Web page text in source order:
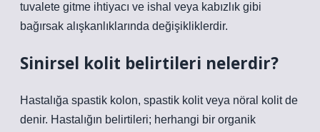
tuvalete gitme ihtiyacı ve ishal veya kabızlık gibi
bağırsak alışkanlıklarında değişikliklerdir.
Sinirsel kolit belirtileri nelerdir?
Hastalığa spastik kolon, spastik kolit veya nöral kolit de
denir. Hastalığın belirtileri; herhangi bir organik